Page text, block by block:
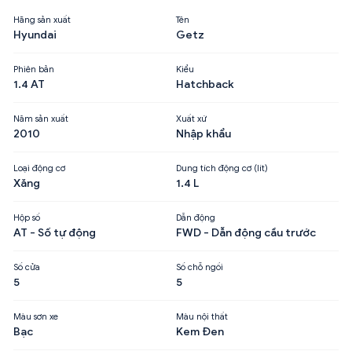
Hãng sản xuất
Hyundai
Tên
Getz
Phiên bản
1.4 AT
Kiểu
Hatchback
Năm sản xuất
2010
Xuất xứ
Nhập khẩu
Loại động cơ
Xăng
Dung tích động cơ (lít)
1.4 L
Hộp số
AT - Số tự động
Dẫn động
FWD - Dẫn động cầu trước
Số cửa
5
Số chỗ ngồi
5
Màu sơn xe
Bạc
Màu nội thất
Kem Đen